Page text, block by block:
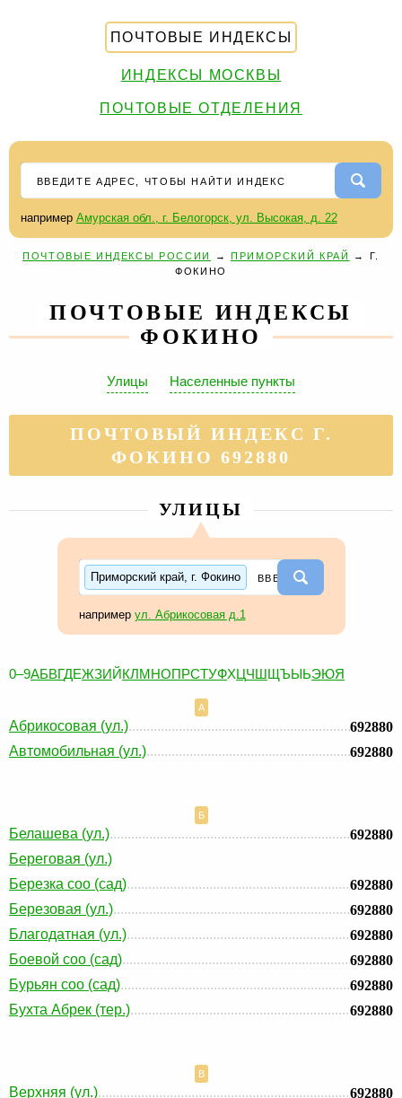
ПОЧТОВЫЕ ИНДЕКСЫ
ИНДЕКСЫ МОСКВЫ
ПОЧТОВЫЕ ОТДЕЛЕНИЯ
например Амурская обл., г. Белогорск, ул. Высокая, д. 22
ПОЧТОВЫЕ ИНДЕКСЫ РОССИИ → ПРИМОРСКИЙ КРАЙ → Г.
ФОКИНО
ПОЧТОВЫЕ ИНДЕКСЫ
ФОКИНО
Улицы Населенные пункты
ПОЧТОВЫЙ ИНДЕКС Г.
ФОКИНО 692880
УЛИЦЫ
Приморский край, г. Фокино
например ул. Абрикосовая д.1
0–9АБВГДЕЖЗИЙКЛМНОПРСТУФХЦЧШЩЪЫЬЭЮЯ
А
Абрикосовая (ул.)
692880
Автомобильная (ул.)
692880
Б
Белашева (ул.)
692880
Береговая (ул.)
Березка соо (сад)
692880
Березовая (ул.)
692880
Благодатная (ул.)
692880
Боевой соо (сад)
692880
Бурьян соо (сад)
692880
Бухта Абрек (тер.)
692880
В
Верхняя (ул.)
692880